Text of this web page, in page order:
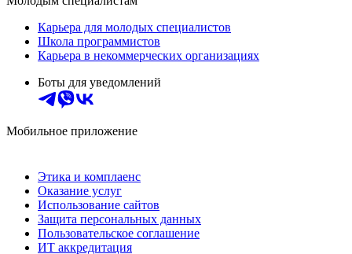
Карьера для молодых специалистов
Школа программистов
Карьера в некоммерческих организациях
Боты для уведомлений
Мобильное приложение
Этика и комплаенс
Оказание услуг
Использование сайтов
Защита персональных данных
Пользовательское соглашение
ИТ аккредитация